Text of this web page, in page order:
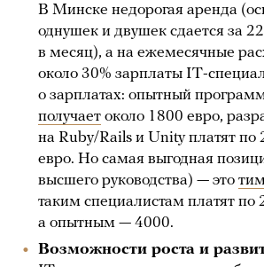
В Минске недорогая аренда
однушек и двушек сдается за
в месяц), а на ежемесячные
около 30% зарплаты IТ-
о зарплатах: опытный
получает около 1800 евро,
на Ruby/Rails и Unity платят по
евро. Но самая выгодная
высшего руководства) — это
таким специалистам платят по
а опытным — 4000.
Возможности роста и